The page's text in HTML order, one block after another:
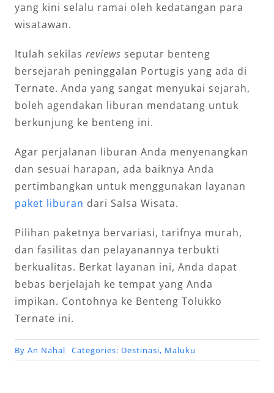
yang kini selalu ramai oleh kedatangan para
wisatawan.
Itulah sekilas reviews seputar benteng
bersejarah peninggalan Portugis yang ada di
Ternate. Anda yang sangat menyukai sejarah,
boleh agendakan liburan mendatang untuk
berkunjung ke benteng ini.
Agar perjalanan liburan Anda menyenangkan
dan sesuai harapan, ada baiknya Anda
pertimbangkan untuk menggunakan layanan
paket liburan dari Salsa Wisata.
Pilihan paketnya bervariasi, tarifnya murah,
dan fasilitas dan pelayanannya terbukti
berkualitas. Berkat layanan ini, Anda dapat
bebas berjelajah ke tempat yang Anda
impikan. Contohnya ke Benteng Tolukko
Ternate ini.
By An Nahal Categories: Destinasi, Maluku